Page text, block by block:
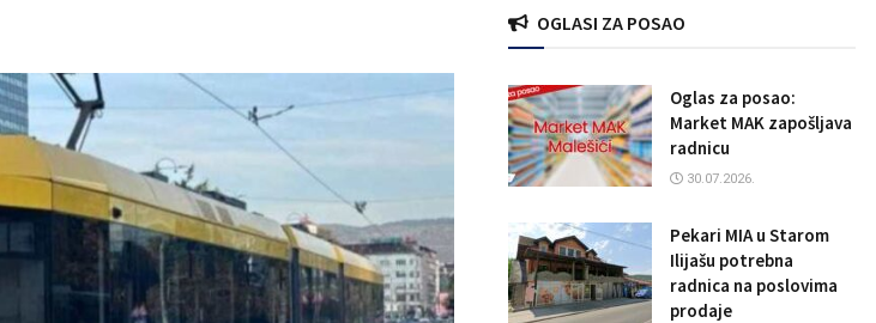
OGLASI ZA POSAO
Oglas za posao:
Market MAK zapošljava
radnicu
30.07.2026.
Pekari MIA u Starom
Ilijašu potrebna
radnica na poslovima
prodaje